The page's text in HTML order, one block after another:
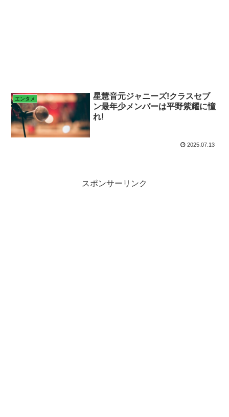
エンタメ
星慧音元ジャニーズ!クラスセブ
ン最年少メンバーは平野紫耀に憧
れ!
2025.07.13
スポンサーリンク